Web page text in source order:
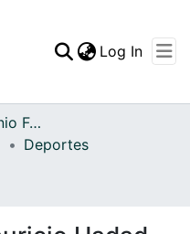
Statistics
Log In
Archivo del Patrimonio Fotográfico y Fílmico del Valle del Cauca
Deportes